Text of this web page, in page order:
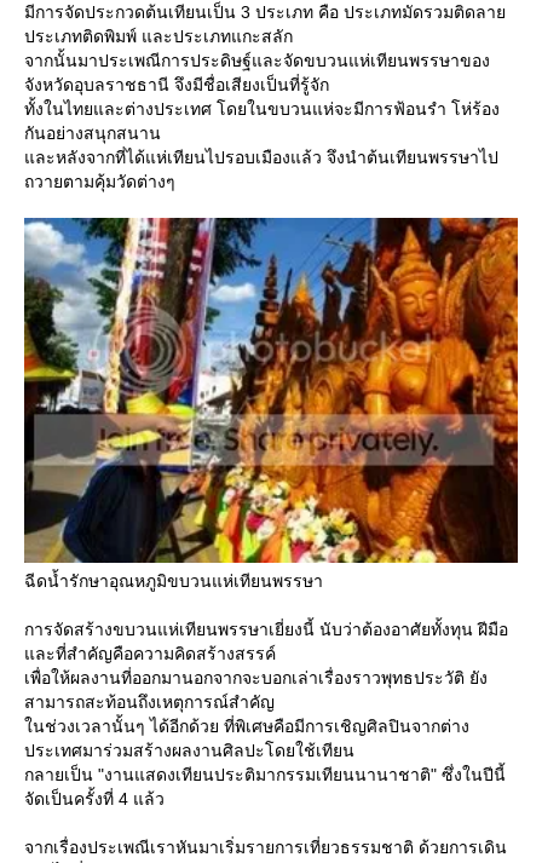
มีการจัดประกวดต้นเทียนเป็น 3 ประเภท คือ ประเภทมัดรวมติดลา
ประเภทติดพิมพ์ และประเภทแกะสลัก
จากนั้นมาประเพณีการประดิษฐ์และจัดขบวนแห่เทียนพรรษาของ
จังหวัดอุบลราชธานี จึงมีชื่อเสียงเป็นที่รู้จัก
ทั้งในไทยและต่างประเทศ โดยในขบวนแห่จะมีการฟ้อนรำ โห่ร้อง
กันอย่างสนุกสนาน
ละหลังจากที่ได้แห่เทียนไปรอบเมืองแล้ว จึงนำต้นเทียนพรรษาไป
ถวายตามคุ้มวัดต่างๆ
ฉีดน้ำรักษาอุณหภูมิขบวนแห่เทียนพรรษา
การจัดสร้างขบวนแห่เทียนพรรษาเยี่ยงนี้ นับว่าต้องอาศัยทั้งทุน ฝีมือ
ละที่สำคัญคือความคิดสร้างสรรค์
เพื่อให้ผลงานที่ออกมานอกจากจะบอกเล่าเรื่องราวพุทธประวัติ ยัง
สามารถสะท้อนถึงเหตุการณ์สำคัญ
นช่วงเวลานั้นๆ ได้อีกด้วย ที่พิเศษคือมีการเชิญศิลปินจากต่าง
ประเทศมาร่วมสร้างผลงานศิลปะโดยใช้เทียน
กลายเป็น "งานแสดงเทียนประติมากรรมเทียนนานาชาติ" ซึ่งในปีนี้
จัดเป็นครั้งที่ 4 แล้ว
จากเรื่องประเพณีเราหันมาเริ่มรายการเที่ยวธรรมชาติ ด้วยการเดิน